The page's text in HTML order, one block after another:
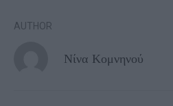
AUTHOR
Νίνα Κομνηνού